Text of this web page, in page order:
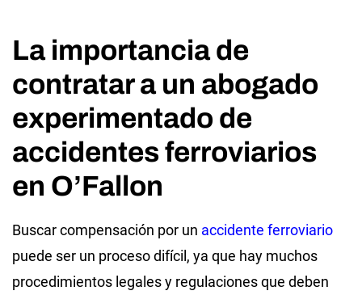
La importancia de
contratar a un abogado
experimentado de
accidentes ferroviarios
en O’Fallon
Buscar compensación por un accidente ferroviario
puede ser un proceso difícil, ya que hay muchos
procedimientos legales y regulaciones que deben